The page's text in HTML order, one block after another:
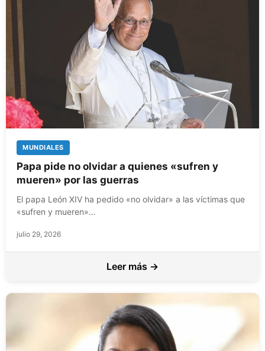
MUNDIALES
Papa pide no olvidar a quienes «sufren y
mueren» por las guerras
El papa León XIV ha pedido «no olvidar» a las víctimas que
«sufren y mueren»…
julio 29, 2026
Leer más →